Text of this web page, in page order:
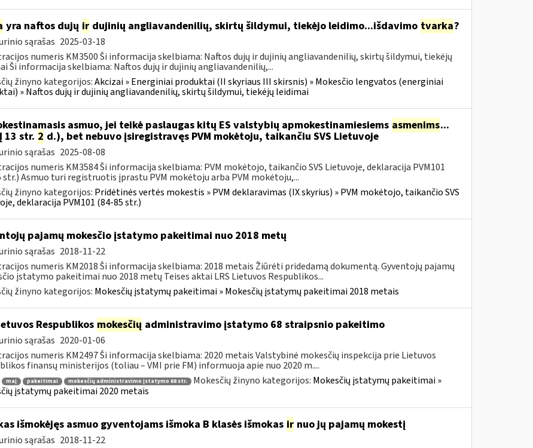
yra naftos dujų irdujinių angliavandenilių, skirtų šildymui, tiekėjo leidimo...išdavimo tvarka?
sąrašas 2025-03-18
numeris KM3500 Ši informacija skelbiama: Naftos dujų ir dujinių angliavandenilių, skirtų šildymui, tiekėjų
Ši informacija skelbiama: Naftos dujų ir dujinių angliavandenilių,...
žinyno kategorijos:Akcizai » Energiniai produktai (II skyriaus III skirsnis) » Mokesčio lengvatos (energiniai
» Naftos dujų ir dujinių angliavandenilių, skirtų šildymui, tiekėjų leidimai
asmuo, jei teikė paslaugas kitų ES valstybių apmokestinamiesiems asmenims...
13 str. 2 d.), bet nebuvo įsiregistravęs PVM mokėtoju, taikančiu SVS Lietuvoje
sąrašas 2025-08-08
numeris KM3584 Ši informacija skelbiama: PVM mokėtojo, taikančio SVS Lietuvoje, deklaracija PVM101
str.) Asmuo turi registruotis įprastu PVM mokėtoju arba PVM mokėtoju,...
žinyno kategorijos: Pridėtinės vertės mokestis » PVM deklaravimas (IX skyrius) » PVM mokėtojo, taikančio SVS
deklaracija PVM101 (84-85 str.)
pajamų mokesčio įstatymo pakeitimai nuo 2018 metų
sąrašas 2018-11-22
numeris KM2018 Ši informacija skelbiama: 2018 metais Žiūrėti pridedamą dokumentą. Gyventojų pajamų
įstatymo pakeitimai nuo 2018 metų Teises aktai LRS Lietuvos Respublikos...
žinyno kategorijos: Mokesčių įstatymų pakeitimai » Mokesčių įstatymų pakeitimai 2018 metais
Respublikos mokesčių administravimo įstatymo 68 straipsnio pakeitimo
sąrašas 2020-01-06
numeris KM2497 Ši informacija skelbiama: 2020 metais Valstybinė mokesčių inspekcija prie Lietuvos
finansų ministerijos (toliau – VMI prie FM) informuoja apie nuo 2020 m....
maį pakeitimai mokesčių administravimo įstatymo 68 str. Mokesčių žinyno kategorijos: Mokesčių įstatymų pakeitimai »
įstatymų pakeitimai 2020 metais
išmokėjęs asmuo gyventojams išmoka B klasės išmokas irnuo jų pajamų mokestį
sąrašas 2018-11-22